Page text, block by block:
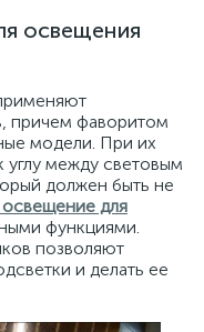
освещения
причем фаворитом
модели. При их
углу между световым
должен быть не
освещение для
функциями.
позволяют
и делать ее